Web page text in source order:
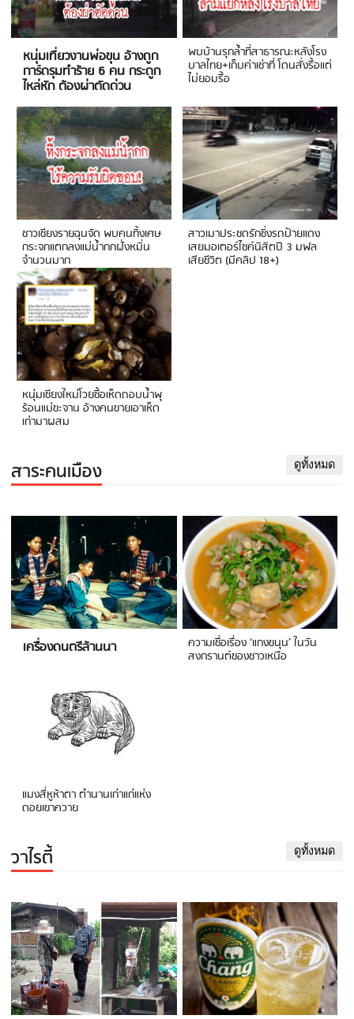
หนุ่มเที่ยวงานพ่อขุน อ้างถูก
การ์ดรุมทำร้าย 6 คน กระดูก
ไหล่หัก ต้องผ่าตัดด่วน
พบบ้านรุกล้ำที่สาธารณะหลังโรง
บาลไทย+เก็บค่าเช่าที่ โดนสั่งรื้อแต่
ไม่ยอมรื้อ
ชาวเชียงรายฉุนจัด พบคนทิ้งเศษ
กระจกแตกลงแม่น้ำกกฝั่งหมิ่น
จำนวนมาก
สาวเมาประชดรักซิ่งรถป้ายแดง
เสยมอเตอร์ไซค์นิสิตปี 3 มฟล
เสียชีวิต (มีคลิป 18+)
หนุ่มเชียงใหม่โวยซื้อเห็ดถอบน้ำพุ
ร้อนแม่ขะจาน อ้างคนขายเอาเห็ด
เก่ามาผสม
สาระคนเมือง ดูทั้งหมด
เครื่องดนตรีล้านนา ความเชื่อเรื่อง ‘แกงขนุน’ ในวัน
สงกรานต์ของชาวเหนือ
แมงสี่หูห้าตา ตำนานเก่าแก่แห่ง
ดอยเขาควาย
วาไรตี้ ดูทั้งหมด